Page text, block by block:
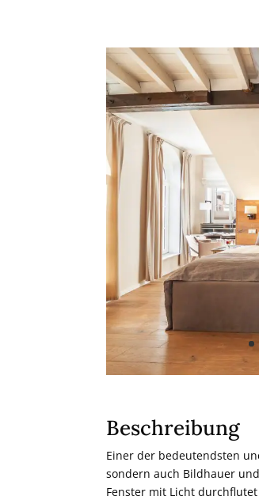
Beschreibung
Einer der bedeutendsten
sondern auch Bildhauer
Fenster mit Licht